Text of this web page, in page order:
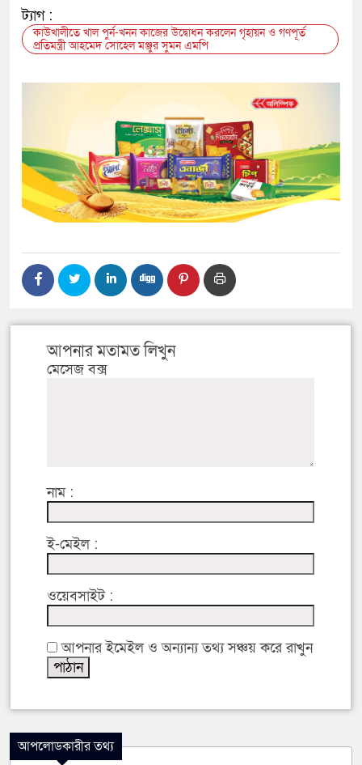
ট্যাগ :
কাউখালীতে খাল পুর্ন-খনন কাজের উদ্বোধন করলেন গৃহায়ন ও গণপূর্ত
প্রতিমন্ত্রী আহমেদ সোহেল মঞ্জুর সুমন এমপি
আপনার মতামত লিখুন
মেসেজ বক্স
নাম :
ই-মেইল :
ওয়েবসাইট :
আপনার ইমেইল ও অন্যান্য তথ্য সঞ্চয় করে রাখুন
আপলোডকারীর তথ্য